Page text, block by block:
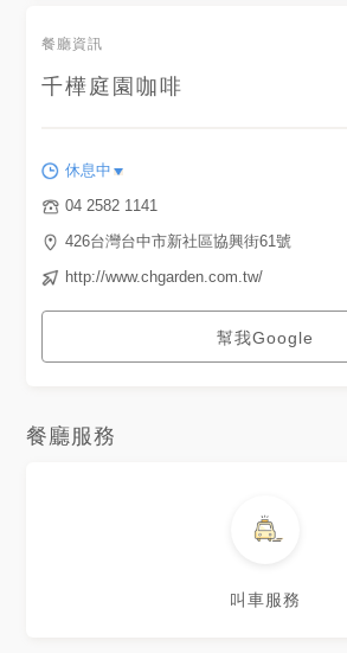
餐廳資訊
千樺庭園咖啡
休息中
04 2582 1141
426台灣台中市新社區協興街61號
http://www.chgarden.com.tw/
幫我Google
餐廳服務
叫車服務